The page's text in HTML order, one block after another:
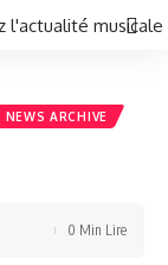
l'actualité
NEWS ARCHIVE
0 Min Lire